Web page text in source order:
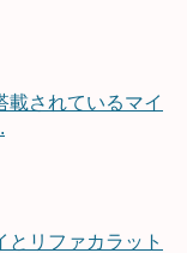
載されているマイ
とリファカラット